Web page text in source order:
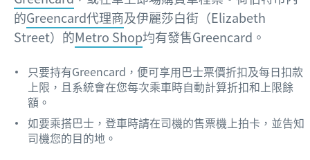
的Greencard代理商及伊麗莎白街（Elizabeth
Street）的Metro Shop均有發售Greencard。
只要持有Greencard，便可享用巴士票價折扣及每日扣款
上限，且系統會在您每次乘車時自動計算折扣和上限餘
額。
如要乘搭巴士，登車時請在司機的售票機上拍卡，並告知
司機您的目的地。